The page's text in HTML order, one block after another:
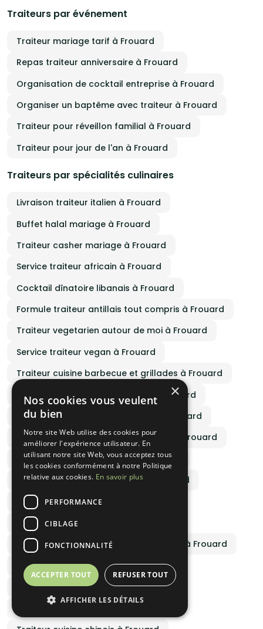
Traiteurs par événement
Traiteur mariage tarif à Frouard
Repas traiteur anniversaire à Frouard
Organisation de cocktail entreprise à Frouard
Organiser un baptême avec traiteur à Frouard
Traiteur pour réveillon familial à Frouard
Traiteur pour jour de l'an à Frouard
Traiteurs par spécialités culinaires
Livraison traiteur italien à Frouard
Buffet halal mariage à Frouard
Traiteur casher mariage à Frouard
Service traiteur africain à Frouard
Cocktail dînatoire libanais à Frouard
Formule traiteur antillais tout compris à Frouard
Traiteur vegetarien autour de moi à Frouard
Service traiteur vegan à Frouard
Traiteur cuisine barbecue et grillades à Frouard
Traiteur cuisine gastronomique à Frouard
Traiteur cuisine cuisine régionale à Frouard
Traiteur cuisine français traditionnel à Frouard
Traiteur cuisine sans gluten à Frouard
Traiteur cuisine wedding cake à Frouard
Traiteur cuisine espagnol à Frouard
Traiteur cuisine portugais à Frouard
Traiteur cuisine pâtisseries et desserts à Frouard
Traiteur cuisine street food à Frouard
Traiteur cuisine indien à Frouard
Traiteur cuisine sénégalais à Frouard
×
Nos cookies vous veulent
du bien
Notre site Web utilise des cookies pour
améliorer l'expérience utilisateur. En
utilisant notre site Web, vous acceptez tous
les cookies conformément à notre Politique
relative aux cookies. En savoir plus
PERFORMANCE
CIBLAGE
FONCTIONNALITÉ
ACCEPTER TOUT REFUSER TOUT
AFFICHER LES DÉTAILS